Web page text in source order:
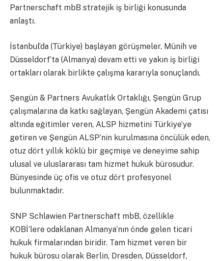
Partnerschaft mbB stratejik iş birliği konusunda
anlaştı.
İstanbul’da (Türkiye) başlayan görüşmeler, Münih ve
Düsseldorf’ta (Almanya) devam etti ve yakın iş birliği
ortakları olarak birlikte çalışma kararıyla sonuçlandı.
Şengün & Partners Avukatlık Ortaklığı, Şengün Grup
çalışmalarına da katkı sağlayan, Şengün Akademi çatısı
altında eğitimler veren, ALSP hizmetini Türkiye’ye
getiren ve Şengün ALSP’nin kurulmasına öncülük eden,
otuz dört yıllık köklü bir geçmişe ve deneyime sahip
ulusal ve uluslararası tam hizmet hukuk bürosudur.
Bünyesinde üç ofis ve otuz dört profesyonel
bulunmaktadır.
SNP Schlawien Partnerschaft mbB, özellikle
KOBİ’lere odaklanan Almanya’nın önde gelen ticari
hukuk firmalarından biridir. Tam hizmet veren bir
hukuk bürosu olarak Berlin, Dresden, Düsseldorf,